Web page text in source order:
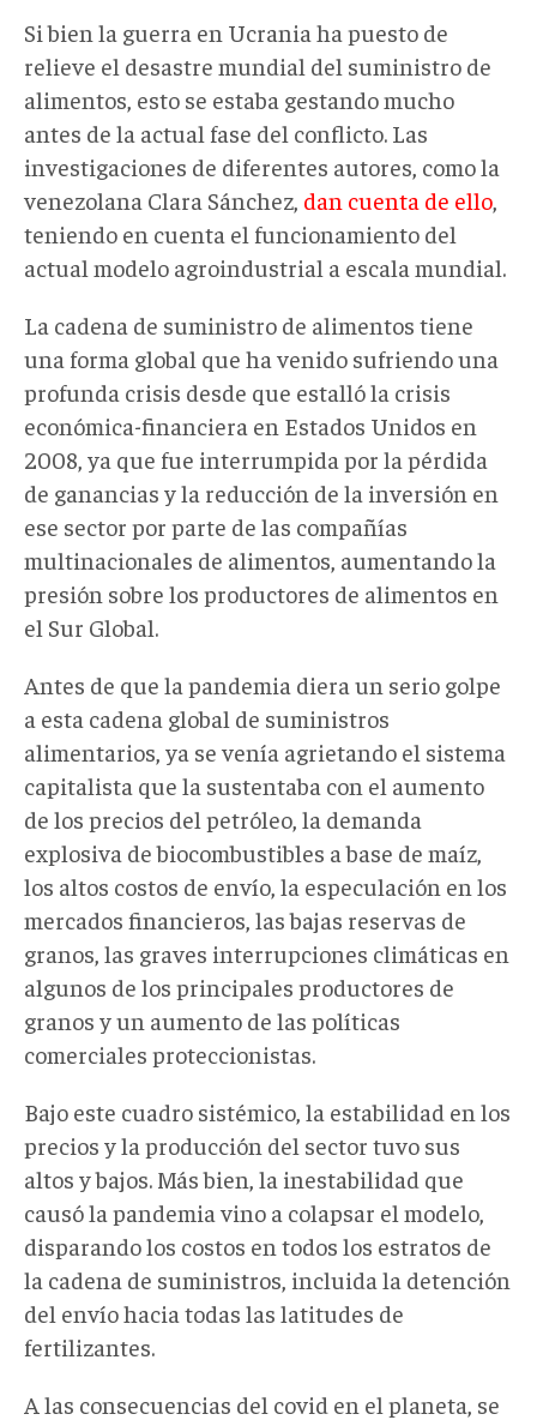
Si bien la guerra en Ucrania ha puesto de
relieve el desastre mundial del suministro de
alimentos, esto se estaba gestando mucho
antes de la actual fase del conflicto. Las
investigaciones de diferentes autores, como la
venezolana Clara Sánchez, dan cuenta de ello
teniendo en cuenta el funcionamiento del
actual modelo agroindustrial a escala mundial.
La cadena de suministro de alimentos tiene
una forma global que ha venido sufriendo una
profunda crisis desde que estalló la crisis
económica-financiera en Estados Unidos en
2008, ya que fue interrumpida por la pérdida
de ganancias y la reducción de la inversión en
ese sector por parte de las compañías
multinacionales de alimentos, aumentando la
presión sobre los productores de alimentos en
el Sur Global.
Antes de que la pandemia diera un serio golpe
a esta cadena global de suministros
alimentarios, ya se venía agrietando el sistema
capitalista que la sustentaba con el aumento
de los precios del petróleo, la demanda
explosiva de biocombustibles a base de maíz,
los altos costos de envío, la especulación en los
mercados financieros, las bajas reservas de
granos, las graves interrupciones climáticas en
algunos de los principales productores de
granos y un aumento de las políticas
comerciales proteccionistas.
Bajo este cuadro sistémico, la estabilidad en los
precios y la producción del sector tuvo sus
altos y bajos. Más bien, la inestabilidad que
causó la pandemia vino a colapsar el modelo,
disparando los costos en todos los estratos de
la cadena de suministros, incluida la detención
del envío hacia todas las latitudes de
fertilizantes.
A las consecuencias del covid en el planeta, se